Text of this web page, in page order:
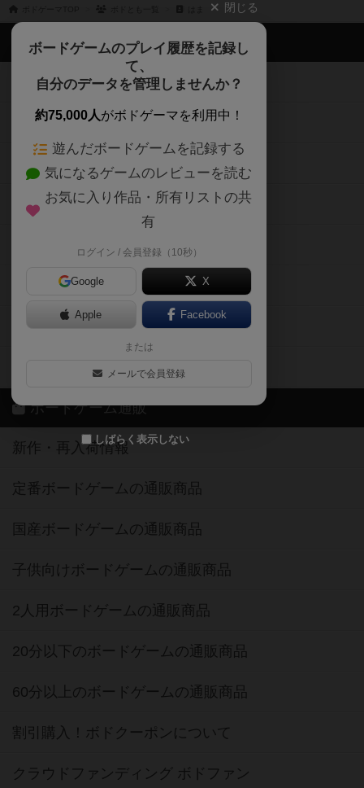
閉じる
ボードゲームのプレイ履歴を記録し
て、
自分のデータを管理しませんか？
約75,000人がボドゲーマを利用中！
遊んだボードゲームを記録する
気になるゲームのレビューを読む
お気に入り作品・所有リストの共
有
ログイン / 会員登録（10秒）
Google X
Apple Facebook
または
メールで会員登録
しばらく表示しない
ボドゲーマTOP
ボードゲームを検索する
ボードゲームの新着レビュー
ボードゲーム会情報
メカニクス特集
掲示板・トピックス
ボドとも・会員一覧
ボードゲーム業界コラム
ボドゲーマご利用案内
ボードゲーム通販
新作・再入荷情報
定番ボードゲームの通販商品
国産ボードゲームの通販商品
子供向けボードゲームの通販商品
2人用ボードゲームの通販商品
20分以下のボードゲームの通販商品
60分以上のボードゲームの通販商品
割引購入！ボドクーポンについて
クラウドファンディング ボドファン